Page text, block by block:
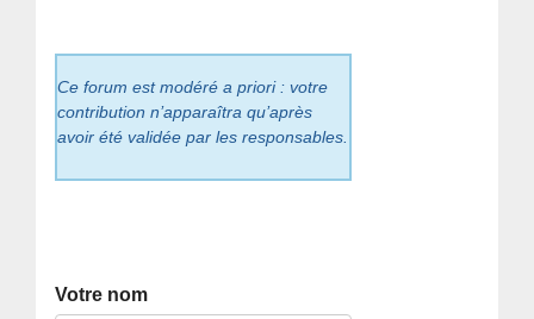
Ce forum est modéré a priori : votre
contribution n’apparaîtra qu’après
avoir été validée par les responsables.
Votre nom